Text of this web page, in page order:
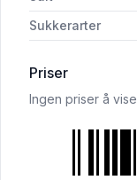
Sukkerarter
Priser
Ingen priser å vise